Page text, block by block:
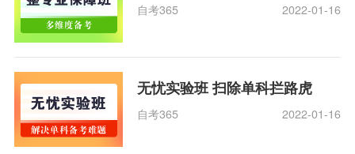
自考365 2022-01-16
无忧实验班 扫除单科拦路虎
自考365 2022-01-16